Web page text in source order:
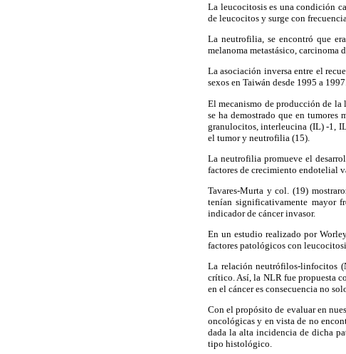
La leucocitosis es una condición
de leucocitos y surge con
La neutrofilia, se encontró que
melanoma metastásico, carcinoma
La asociación inversa entre el
sexos en Taiwán desde 1995 a
El mecanismo de producción de la
se ha demostrado que en
granulocitos, interleucina (IL) -1,
el tumor y neutrofilia (15).
La neutrofilia promueve el
factores de crecimiento endotelial
Tavares-Murta y col. (19)
tenían significativamente mayor
indicador de cáncer invasor.
En un estudio realizado por
factores patológicos con
La relación neutrófilos-linfocitos
crítico. Así, la NLR fue propuesta
en el cáncer es consecuencia no
Con el propósito de evaluar en
oncológicas y en vista de no
dada la alta incidencia de dicha
tipo histológico.